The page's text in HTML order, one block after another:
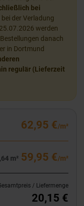
bei
der Verladung
werden
danach
in Dortmund
regulär (Lieferzeit
62,95 €/m²
m² 59,95 €/m²
/ Liefermenge
20,15 €